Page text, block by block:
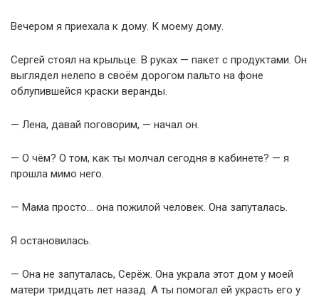
Вечером я приехала к дому. К моему дому.
Сергей стоял на крыльце. В руках — пакет с продуктами. Он
выглядел нелепо в своём дорогом пальто на фоне
облупившейся краски веранды.
— Лена, давай поговорим, — начал он.
— О чём? О том, как ты молчал сегодня в кабинете? — я
прошла мимо него.
— Мама просто… она пожилой человек. Она запуталась.
Я остановилась.
— Она не запуталась, Серёж. Она украла этот дом у моей
матери тридцать лет назад. А ты помогал ей украсть его у